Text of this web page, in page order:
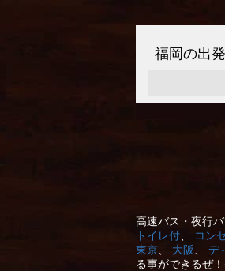
福岡の出
高速バス・夜行
トイレ付、 コン
東京、 大阪 、 デ
る事ができるぜ